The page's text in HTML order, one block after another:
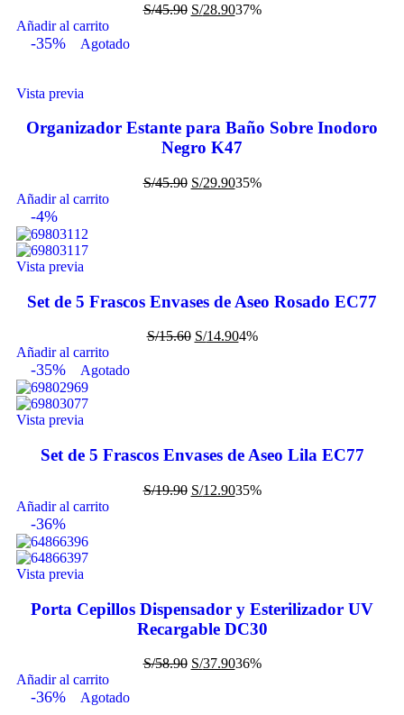
S/45.90 S/28.9037%
Añadir al carrito
-35% Agotado
Vista previa
Organizador Estante para Baño Sobre Inodoro
Negro K47
S/45.90 S/29.9035%
Añadir al carrito
-4%
Vista previa
Set de 5 Frascos Envases de Aseo Rosado EC77
S/15.60 S/14.904%
Añadir al carrito
-35% Agotado
Vista previa
Set de 5 Frascos Envases de Aseo Lila EC77
S/19.90 S/12.9035%
Añadir al carrito
-36%
Vista previa
Porta Cepillos Dispensador y Esterilizador UV
Recargable DC30
S/58.90 S/37.9036%
Añadir al carrito
-36% Agotado